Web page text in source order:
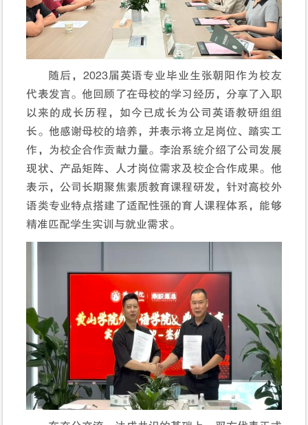
随后，2023届英语专业毕业生张朝阳作为校友
代表发言。他回顾了在母校的学习经历，分享了入职
以来的成长历程，如今已成长为公司英语教研组组
长。他感谢母校的培养，并表示将立足岗位、踏实工
作，为校企合作贡献力量。李治系统介绍了公司发展
现状、产品矩阵、人才岗位需求及校企合作成果。他
表示，公司长期聚焦素质教育课程研发，针对高校外
语类专业特点搭建了适配性强的育人课程体系，能够
精准匹配学生实训与就业需求。